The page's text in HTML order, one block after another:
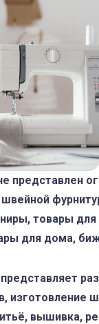
представлен
швейной
товары для
для дома,
изготовление
вышивка,